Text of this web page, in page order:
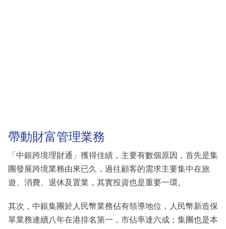
帶動財富管理業務
「中銀跨境理財通」獲得佳績，主要有數個原因，首先是集
團發展跨境業務由來已久，過往顧客的需求主要集中在旅
遊、消費、退休及置業，其實投資也是重要一環。
其次，中銀集團於人民幣業務佔有領導地位，人民幣新造保
單業務連續八年在港排名第一，市佔率達六成；集團也是本